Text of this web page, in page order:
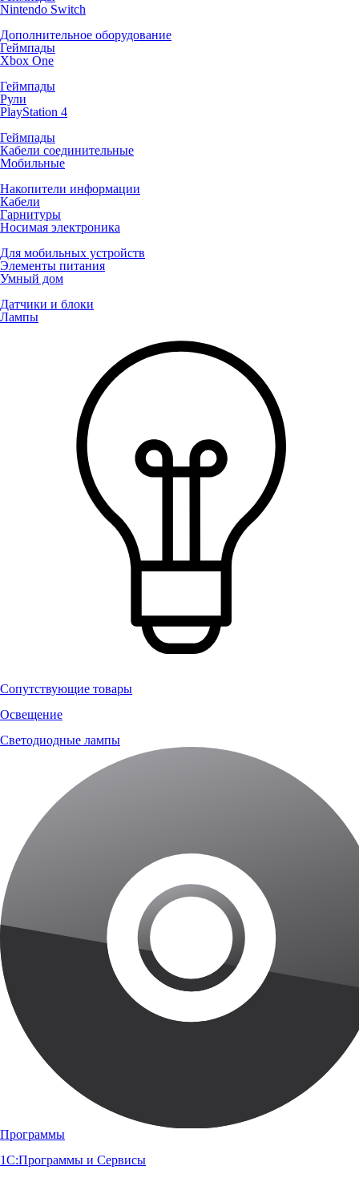
Nintendo Switch
Дополнительное оборудование
Геймпады
Xbox One
Геймпады
Рули
PlayStation 4
Геймпады
Кабели соединительные
Мобильные
Накопители информации
Кабели
Гарнитуры
Носимая электроника
Для мобильных устройств
Элементы питания
Умный дом
Датчики и блоки
Лампы
Сопутствующие товары
Освещение
Светодиодные лампы
Программы
1С:Программы и Сервисы